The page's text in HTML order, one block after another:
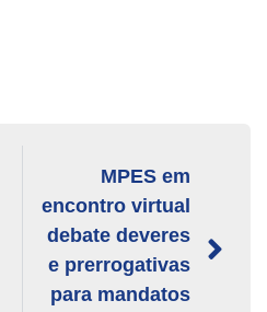
MPES em
encontro virtual
debate deveres
e prerrogativas
para mandatos